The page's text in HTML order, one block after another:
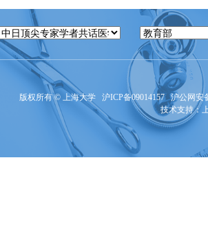
版权所有 © 上海大学 沪ICP备09014157 沪公网安
技术支持：